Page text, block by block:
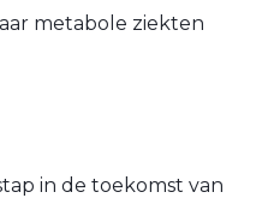
metabole ziekten
in de toekomst van